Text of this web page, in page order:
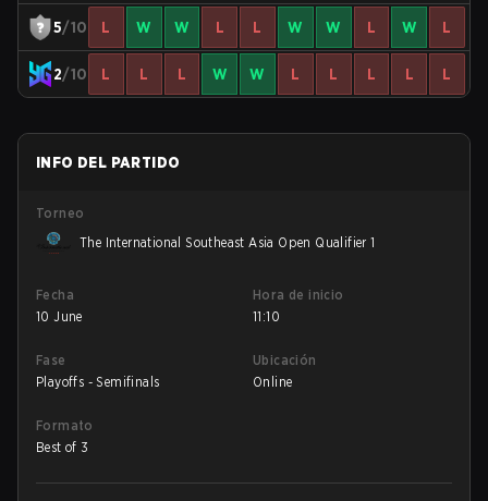
5/10 L W W L L W W L W L
2/10 L L L W W L L L L L
INFO DEL PARTIDO
Torneo
The International Southeast Asia Open Qualifier 1
Fecha
10 June
Hora de inicio
11:10
Fase
Playoffs - Semifinals
Ubicación
Online
Formato
Best of 3